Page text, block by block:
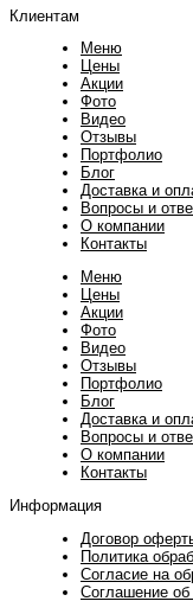
Клиентам
Меню
Цены
Акции
Фото
Видео
Отзывы
Портфолио
Блог
Доставка и
Вопросы и
О компании
Контакты
Меню
Цены
Акции
Фото
Видео
Отзывы
Портфолио
Блог
Доставка и
Вопросы и
О компании
Контакты
Информация
Договор
Политика
Согласие на
Соглашение